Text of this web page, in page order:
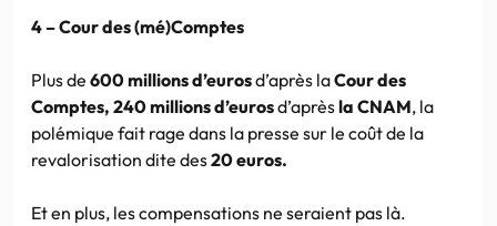
4 – Cour des (mé)Comptes
Plus de 600 millions d’eurosd’après laCour des
Comptes, 240 millions d’eurosd’aprèsla CNAM, la
polémique fait rage dans la presse sur le coût de la
revalorisation dite des20 euros.
Et en plus, les compensations ne seraient pas là.